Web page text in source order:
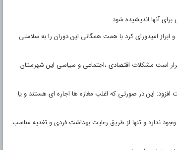
آنها اندیشیده شود.
امیدورای کرد با همت همگانی این دوران را به سلامتی
است مشکلات اقتصادی ،اجتماعی و سیاسی این شهرستان
محدودیت های کرونایی برای واحدهای صنفی تا ساعت ۱۸ اعمال شده است افزود: این در صورتی که اغلب مغازه ها اجاره ای هستند و یا
ندارد و تنها از طریق رعایت بهداشت فردی و تغدیه مناسب